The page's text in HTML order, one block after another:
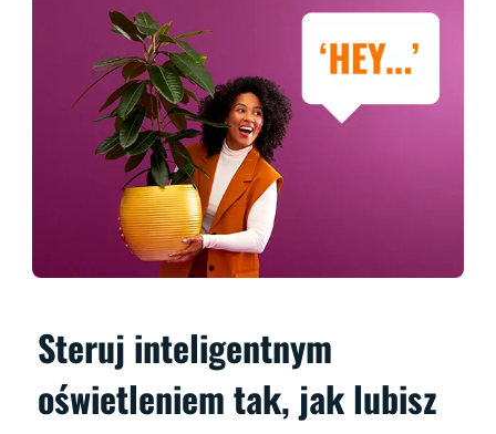
Steruj inteligentnym
oświetleniem tak, jak lubisz